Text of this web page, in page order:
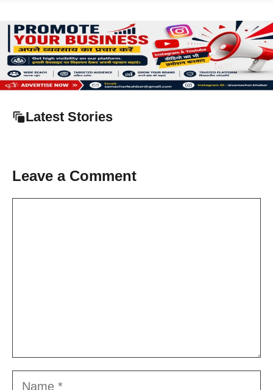
Latest Stories
Leave a Comment
Name